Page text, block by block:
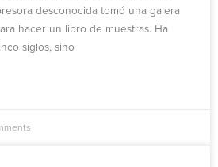
desconocida tomó una galera
hacer un libro de muestras. Ha
siglos, sino